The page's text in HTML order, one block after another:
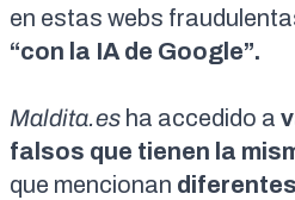
en estas webs
“con la IA de Google”.
Maldita.es ha accedido a
falsos que tienen la
que mencionan